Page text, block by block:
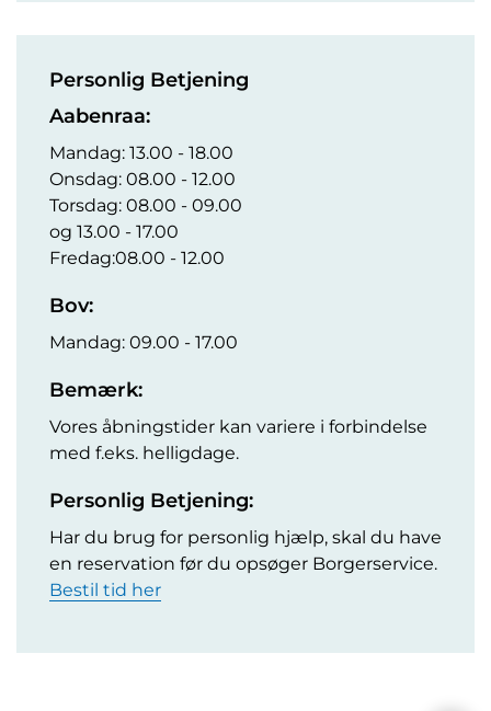
Personlig Betjening
Aabenraa:
Mandag: 13.00 - 18.00
Onsdag: 08.00 - 12.00
Torsdag: 08.00 - 09.00
og 13.00 - 17.00
Fredag:08.00 - 12.00
Bov:
Mandag: 09.00 - 17.00
Bemærk:
Vores åbningstider kan variere i forbindelse
med f.eks. helligdage.
Personlig Betjening:
Har du brug for personlig hjælp, skal du have
en reservation før du opsøger Borgerservice.
Bestil tid her